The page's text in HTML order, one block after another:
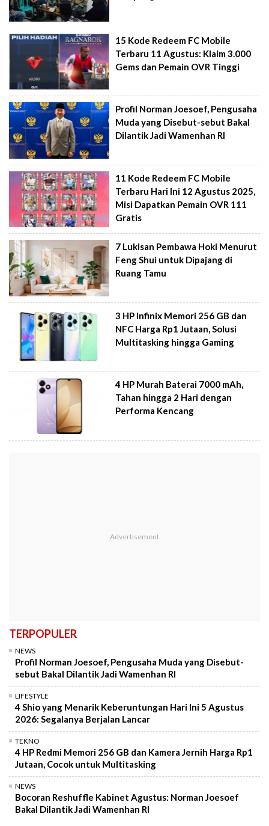
15 Kode Redeem FC Mobile
Terbaru 11 Agustus: Klaim 3.000
Gems dan Pemain OVR Tinggi
Profil Norman Joesoef, Pengusaha
Muda yang Disebut-sebut Bakal
Dilantik Jadi Wamenhan RI
11 Kode Redeem FC Mobile
Terbaru Hari Ini 12 Agustus 2025,
Misi Dapatkan Pemain OVR 111
Gratis
7 Lukisan Pembawa Hoki Menurut
Feng Shui untuk Dipajang di
Ruang Tamu
3 HP Infinix Memori 256 GB dan
NFC Harga Rp1 Jutaan, Solusi
Multitasking hingga Gaming
4 HP Murah Baterai 7000 mAh,
Tahan hingga 2 Hari dengan
Performa Kencang
TERPOPULER
NEWS
Profil Norman Joesoef, Pengusaha Muda yang Disebut-
sebut Bakal Dilantik Jadi Wamenhan RI
LIFESTYLE
4 Shio yang Menarik Keberuntungan Hari Ini 5 Agustus
2026: Segalanya Berjalan Lancar
TEKNO
4 HP Redmi Memori 256 GB dan Kamera Jernih Harga Rp1
Jutaan, Cocok untuk Multitasking
NEWS
Bocoran Reshuffle Kabinet Agustus: Norman Joesoef
Bakal Dilantik Jadi Wamenhan RI